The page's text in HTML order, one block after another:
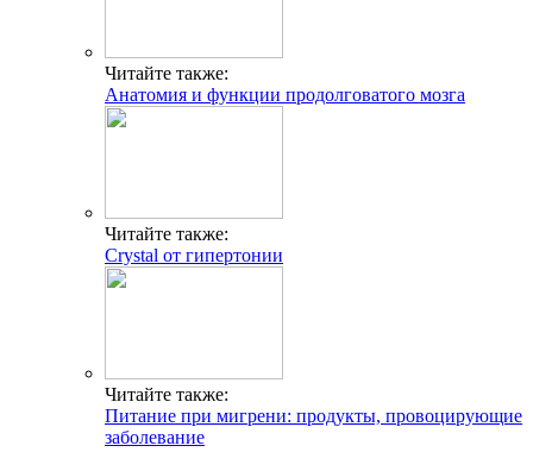
Читайте также:
Анатомия и функции продолговатого мозга
Читайте также:
Crystal от гипертонии
Читайте также:
Питание при мигрени: продукты, провоцирующие
заболевание